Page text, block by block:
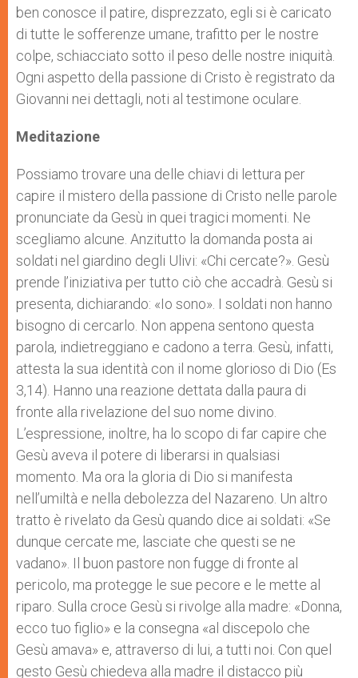
ben conosce il patire, disprezzato, egli si è caricato
di tutte le sofferenze umane, trafitto per le nostre
colpe, schiacciato sotto il peso delle nostre iniquità.
Ogni aspetto della passione di Cristo è registrato da
Giovanni nei dettagli, noti al testimone oculare.
Meditazione
Possiamo trovare una delle chiavi di lettura per
capire il mistero della passione di Cristo nelle parole
pronunciate da Gesù in quei tragici momenti. Ne
scegliamo alcune. Anzitutto la domanda posta ai
soldati nel giardino degli Ulivi: «Chi cercate?». Gesù
prende l’iniziativa per tutto ciò che accadrà. Gesù si
presenta, dichiarando: «Io sono». I soldati non hanno
bisogno di cercarlo. Non appena sentono questa
parola, indietreggiano e cadono a terra. Gesù, infatti,
attesta la sua identità con il nome glorioso di Dio (Es
3,14). Hanno una reazione dettata dalla paura di
fronte alla rivelazione del suo nome divino.
L’espressione, inoltre, ha lo scopo di far capire che
Gesù aveva il potere di liberarsi in qualsiasi
momento. Ma ora la gloria di Dio si manifesta
nell’umiltà e nella debolezza del Nazareno. Un altro
tratto è rivelato da Gesù quando dice ai soldati: «Se
dunque cercate me, lasciate che questi se ne
vadano». Il buon pastore non fugge di fronte al
pericolo, ma protegge le sue pecore e le mette al
riparo. Sulla croce Gesù si rivolge alla madre: «Donna,
ecco tuo figlio» e la consegna «al discepolo che
Gesù amava» e, attraverso di lui, a tutti noi. Con quel
gesto Gesù chiedeva alla madre il distacco più